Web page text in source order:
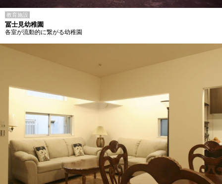
教育施設
冨士見幼稚園
各室が流動的に繋がる幼稚園